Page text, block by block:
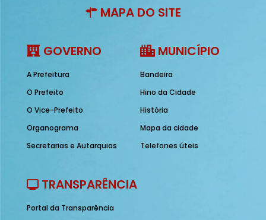
MAPA DO SITE
GOVERNO
A Prefeitura
O Prefeito
O Vice-Prefeito
Organograma
Secretarias e Autarquias
MUNICÍPIO
Bandeira
Hino da Cidade
História
Mapa da cidade
Telefones úteis
TRANSPARÊNCIA
Portal da Transparência